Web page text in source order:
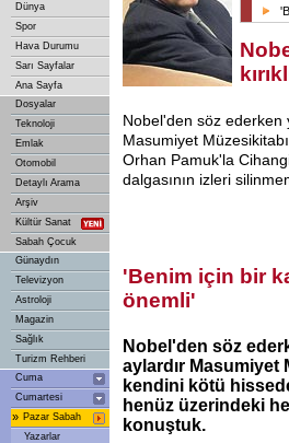
Dünya
Spor
Hava Durumu
Sarı Sayfalar
Ana Sayfa
Dosyalar
Teknoloji
Emlak
Otomobil
Detaylı Arama
Arşiv
Kültür Sanat
Sabah Çocuk
Günaydın
Televizyon
Astroloji
Magazin
Sağlık
Turizm Rehberi
Cuma
Cumartesi
» Pazar Sabah
Yazarlar
Nobel'den söz ederken
Masumiyet
Orhan Pamuk'la
dalgasının izleri
'Benim için bir
önemli'
Nobel'den söz
aylardır Masumiyet
kendini kötü
henüz üzerindeki
konuştuk.